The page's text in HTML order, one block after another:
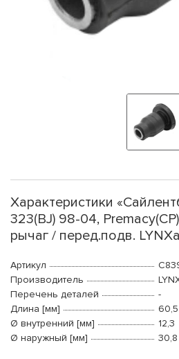
Характеристики
323(BJ) 98-04,
рычаг / перед.подв.
Артикул
Производитель
Перечень деталей
-
Длина [мм]
60,5
Ø внутренний [мм]
12,3
Ø наружный [мм]
30,8